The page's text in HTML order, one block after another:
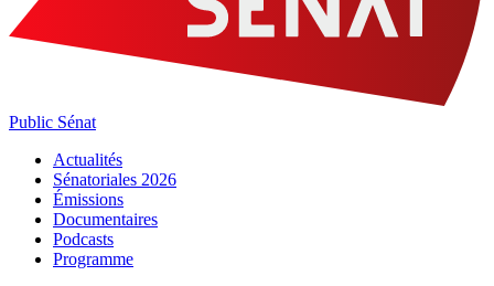
Public Sénat
Actualités
Sénatoriales 2026
Émissions
Documentaires
Podcasts
Programme